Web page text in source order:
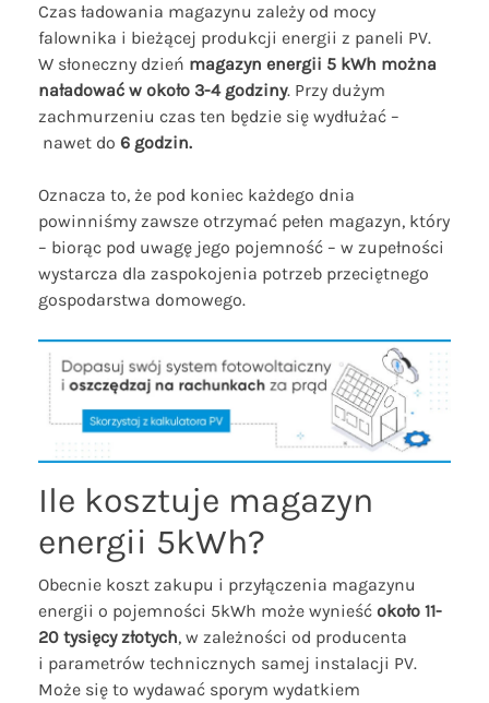
Czas ładowania magazynu zależy od mocy
falownika i bieżącej produkcji energii z paneli PV.
W słoneczny dzień magazyn energii 5 kWh można
naładować w około 3-4 godziny. Przy dużym
zachmurzeniu czas ten będzie się wydłużać –
nawet do 6 godzin.
Oznacza to, że pod koniec każdego dnia
powinniśmy zawsze otrzymać pełen magazyn, który
– biorąc pod uwagę jego pojemność – w zupełności
wystarcza dla zaspokojenia potrzeb przeciętnego
gospodarstwa domowego.
Ile kosztuje magazyn
energii 5kWh?
Obecnie koszt zakupu i przyłączenia magazynu
energii o pojemności 5kWh może wynieść około 11-
20 tysięcy złotych, w zależności od producenta
i parametrów technicznych samej instalacji PV.
Może się to wydawać sporym wydatkiem